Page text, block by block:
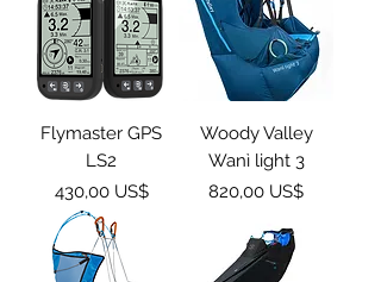
Flymaster GPS
LS2
Giá
430,00 US$
Woody Valley
Wanì light 3
Giá
820,00 US$